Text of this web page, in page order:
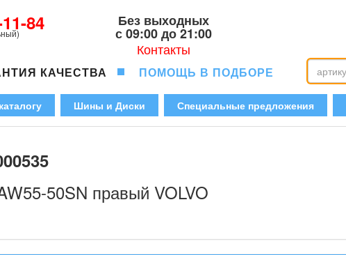
84 Без выходных
с 09:00 до 21:00
Контакты
КАЧЕСТВА ПОМОЩЬ В ПОДБОРЕ
Шины и Диски Специальные предложения
50SN правый VOLVO